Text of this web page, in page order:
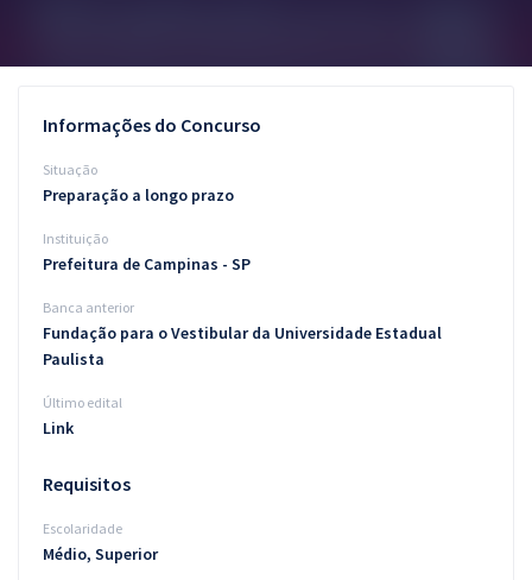
Questões grátis
Blog
Aprovados
Informações do Concurso
Situação
Preparação a longo prazo
Instituição
Prefeitura de Campinas - SP
Banca anterior
Fundação para o Vestibular da Universidade Estadual
Paulista
Último edital
Link
Requisitos
Escolaridade
Médio, Superior